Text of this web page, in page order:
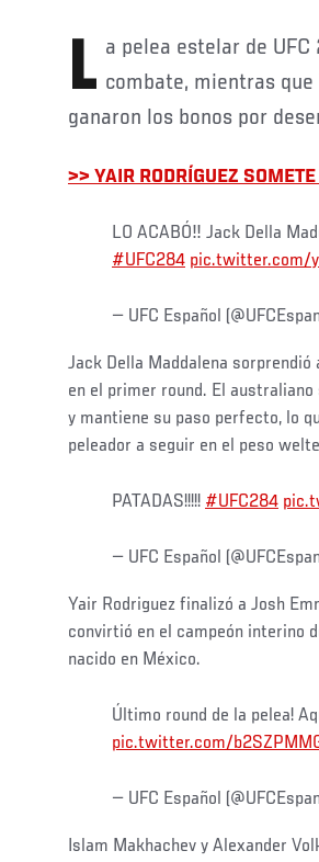
La pelea estelar de UFC 284 se llevó el reconocimiento al mejor combate, mientras
ganaron los bonos por
>> YAIR RODRÍGUEZ
LO ACABÓ‼️ Jack Della
#UFC284 pic.twitter.com/
— UFC Español
Jack Della Maddalena sorprendió
en el primer round. El
y mantiene su paso perfecto, lo
peleador a seguir en el peso
PATADAS!!!!! #UFC284
— UFC Español
Yair Rodriguez finalizó a Josh
convirtió en el campeón interino
nacido en México.
Último round de la pelea!
pic.twitter.com/
— UFC Español
Islam Makhachev y Alexander